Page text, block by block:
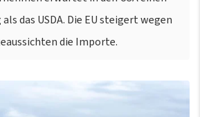
das USDA. Die EU steigert wegen
die Importe.